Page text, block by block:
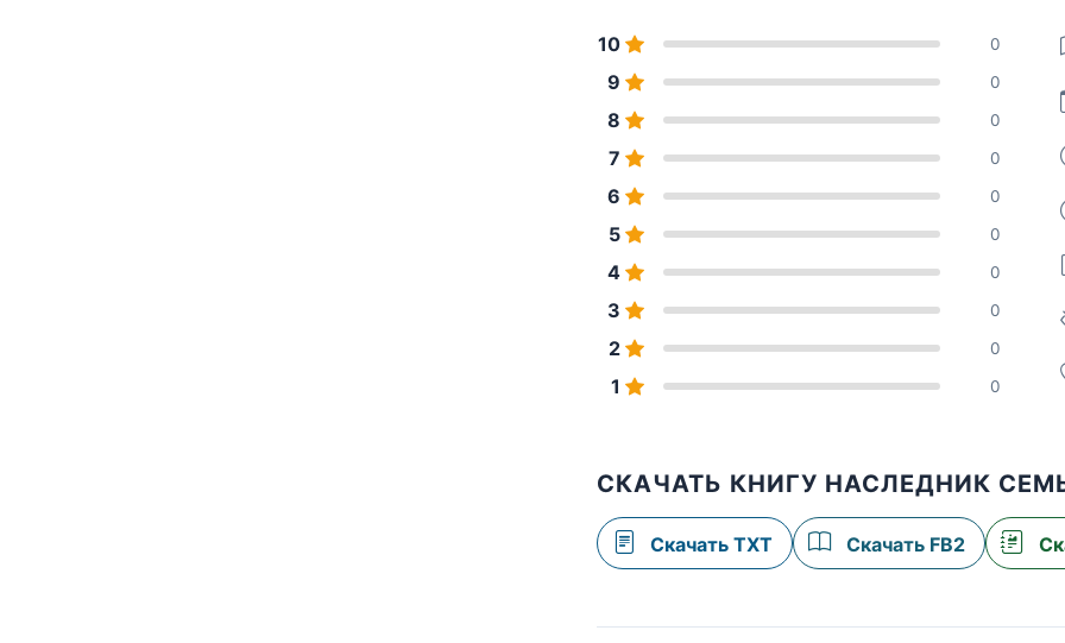
10 0
9 0
8 0
7 0
6 0
5 0
4 0
3 0
2 0
1 0
СКАЧАТЬ КНИГУ НАСЛЕДНИК
Скачать TXT Скачать FB2